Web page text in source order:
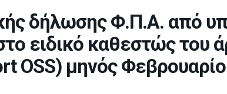
δήλωσης Φ.Π.Α. από
ειδικό καθεστώς του
OSS) μηνός